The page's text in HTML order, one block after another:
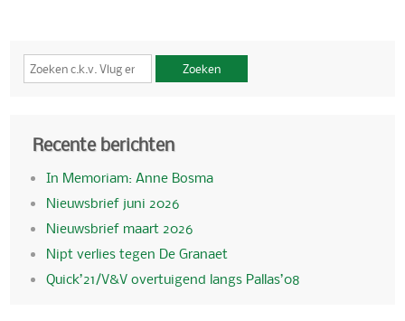
Zoeken
Recente berichten
In Memoriam: Anne Bosma
Nieuwsbrief juni 2026
Nieuwsbrief maart 2026
Nipt verlies tegen De Granaet
Quick’21/V&V overtuigend langs Pallas’08